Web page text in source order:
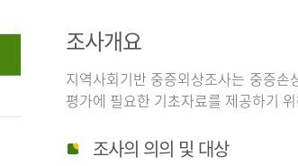
조사개요
지역사회기반 중증외상조사는 중증
평가에 필요한 기초자료를 제공하기
조사의 의의 및 대상